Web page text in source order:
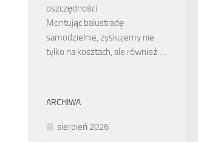
oszczędności
Montując balustradę
samodzielnie, zyskujemy nie
tylko na kosztach, ale również …
ARCHIWA
sierpień 2026